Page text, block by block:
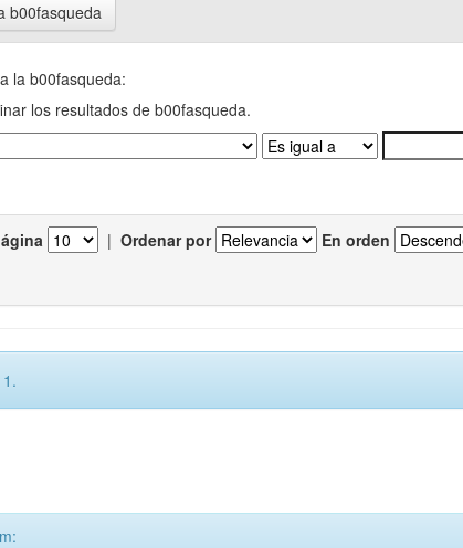
b00fasqueda
la b00fasqueda:
los resultados de b00fasqueda.
| Ordenar por En orden